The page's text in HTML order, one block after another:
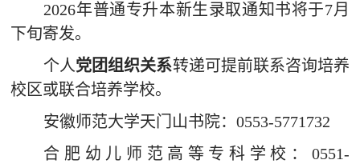
2026年普通专升本新生录取通知书将于7月
下旬寄发。
个人党团组织关系转递可提前联系咨询培养
校区或联合培养学校。
安徽师范大学天门山书院：0553-5771732
合肥幼儿师范高等专科学校： 0551-